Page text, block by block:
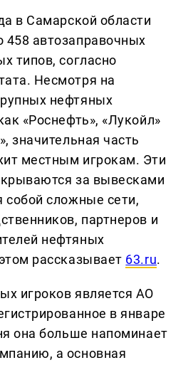
в Самарской области
458 автозаправочных
типов, согласно
Несмотря на
нефтяных
«Роснефть», «Лукойл»
значительная часть
местным игрокам. Эти
за вывесками
собой сложные сети,
партнеров и
нефтяных
рассказывает 63.ru.
игроков является АО
в январе
она больше напоминает
а основная